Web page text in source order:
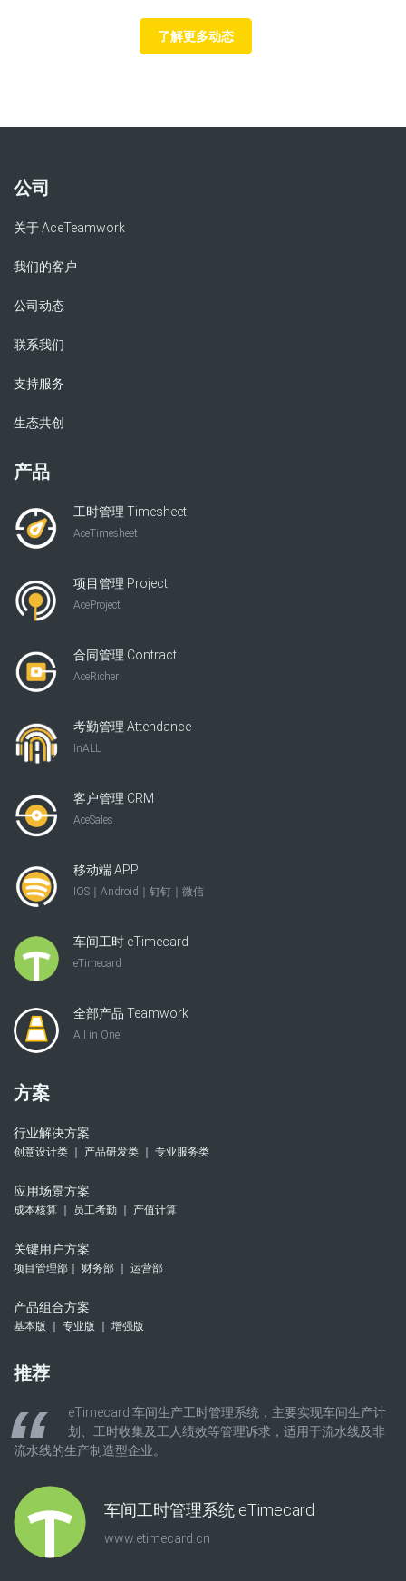
了解更多动态
公司
关于 AceTeamwork
我们的客户
公司动态
联系我们
支持服务
生态共创
产品
工时管理 Timesheet
AceTimesheet
项目管理 Project
AceProject
合同管理 Contract
AceRicher
考勤管理 Attendance
InALL
客户管理 CRM
AceSales
移动端 APP
IOS｜Android｜钉钉｜微信
车间工时 eTimecard
eTimecard
全部产品 Teamwork
All in One
方案
行业解决方案
创意设计类 ｜ 产品研发类 ｜ 专业服务类
应用场景方案
成本核算 ｜ 员工考勤 ｜ 产值计算
关键用户方案
项目管理部｜ 财务部 ｜ 运营部
产品组合方案
基本版 ｜ 专业版 ｜ 增强版
推荐
eTimecard 车间生产工时管理系统，主要实现车间生产计
划、工时收集及工人绩效等管理诉求，适用于流水线及非
流水线的生产制造型企业。
车间工时管理系统 eTimecard
www.etimecard.cn